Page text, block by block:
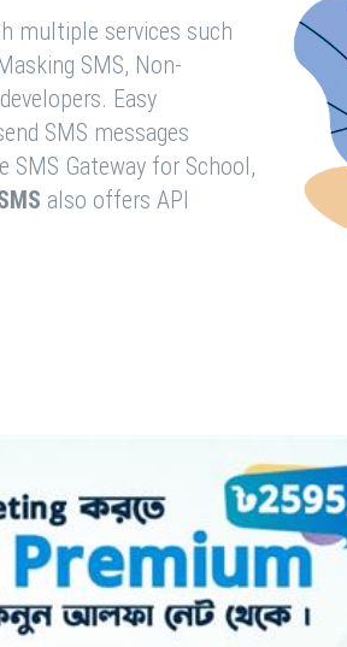
multiple services such
SMS, Non-
Easy
SMS messages
SMS Gateway for School,
also offers API